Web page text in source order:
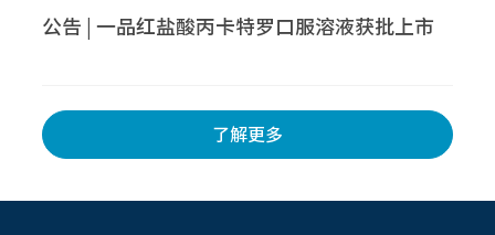
公告 | 一品红盐酸丙卡特罗口服溶液获批上市
了解更多